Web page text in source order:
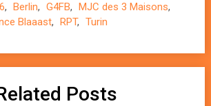
, Berlin, G4FB, MJC des 3 Maisons,
Blaaast, RPT, Turin
Posts